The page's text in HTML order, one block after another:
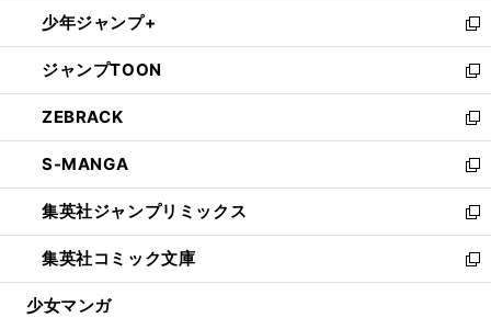
く
で
開
く
ド
ウ
で
開
く
ィ
ン
ド
ウ
で
開
く
い
ウ
ィ
ン
ド
ウ
で
開
く
少年ジャンプ+
新
し
い
ウ
ィ
ン
ド
ウ
で
開
く
ジャンプTOON
新
し
い
ウ
ィ
ン
ド
ウ
で
開
ZEBRACK
新
し
い
ウ
ィ
ン
ド
ウ
S-MANGA
新
し
い
ウ
ィ
ン
集英社ジャンプリミックス
新
し
い
ウ
集英社コミック文庫
新
し
少女マンガ